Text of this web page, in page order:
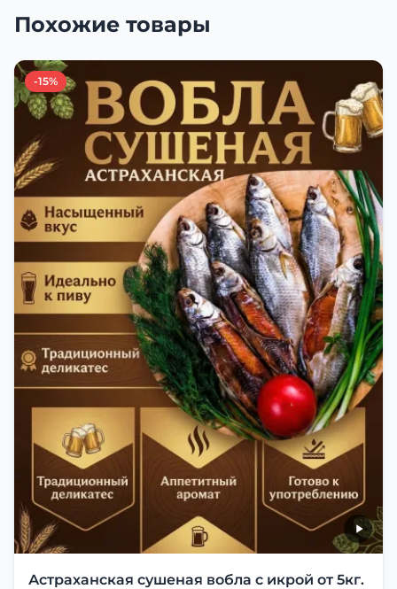
Похожие товары
-15%
Астраханская сушеная вобла с икрой от 5кг.